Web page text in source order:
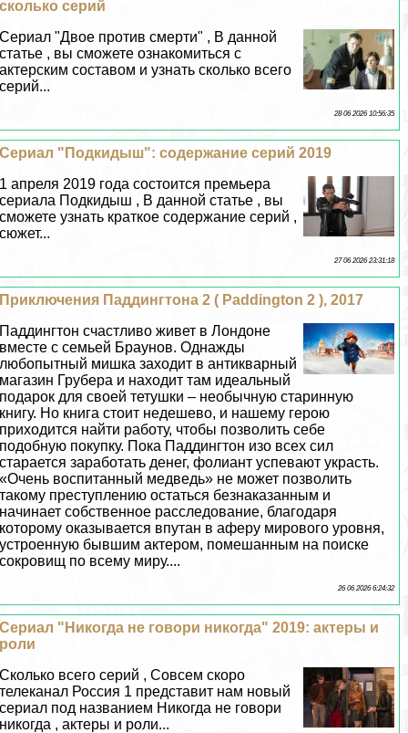
сколько серий
Сериал "Двое против cмepти" , В данной
статье , вы сможете ознакомиться с
актерским составом и узнать сколько всего
серий...
28 06 2026 10:56:35
Сериал "Подкидыш": содержание серий 2019
1 апреля 2019 года состоится премьера
сериала Подкидыш , В данной статье , вы
сможете узнать краткое содержание серий ,
сюжет...
27 06 2026 23:31:18
Приключения Паддингтона 2 ( Paddington 2 ), 2017
Паддингтон счастливо живет в Лондоне
вместе с семьей Браунов. Однажды
любопытный мишка заходит в антикварный
магазин Грубера и находит там идеальный
подарок для своей тетушки – необычную старинную
книгу. Но книга стоит недешево, и нашему герою
приходится найти работу, чтобы позволить себе
подобную покупку. Пока Паддингтон изо всех сил
старается заработать денег, фолиант успевают украсть.
«Очень воспитанный медведь» не может позволить
такому преступлению остаться безнаказанным и
начинает собственное расследование, благодаря
которому оказывается впyтaн в аферу мирового уровня,
устроенную бывшим актером, помешанным на поиске
сокровищ по всему миру....
26 06 2026 6:24:32
Сериал "Никогда не говори никогда" 2019: актеры и
роли
Сколько всего серий , Совсем скоро
телеканал Россия 1 представит нам новый
сериал под названием Никогда не говори
никогда , актеры и роли...